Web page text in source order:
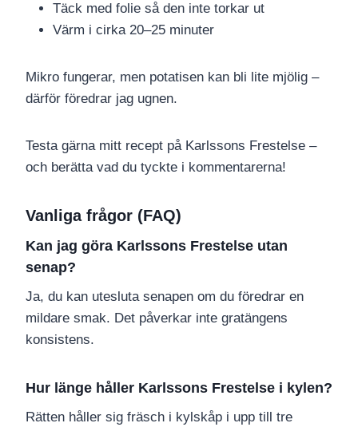
Täck med folie så den inte torkar ut
Värm i cirka 20–25 minuter
Mikro fungerar, men potatisen kan bli lite mjölig –
därför föredrar jag ugnen.
Testa gärna mitt recept på Karlssons Frestelse –
och berätta vad du tyckte i kommentarerna!
Vanliga frågor (FAQ)
Kan jag göra Karlssons Frestelse utan
senap?
Ja, du kan utesluta senapen om du föredrar en
mildare smak. Det påverkar inte gratängens
konsistens.
Hur länge håller Karlssons Frestelse i kylen?
Rätten håller sig fräsch i kylskåp i upp till tre